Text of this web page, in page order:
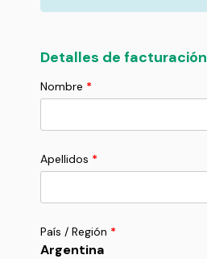
Detalles de facturación
Nombre *
Apellidos *
País / Región *
Argentina